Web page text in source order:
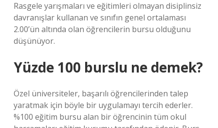
Rasgele yarışmaları ve eğitimleri olmayan disiplinsiz
davranışlar kullanan ve sınıfın genel ortalaması
2.00’ün altında olan öğrencilerin bursu olduğunu
düşünüyor.
Yüzde 100 burslu ne demek?
Özel üniversiteler, başarılı öğrencilerinden talep
yaratmak için böyle bir uygulamayı tercih ederler.
%100 eğitim bursu alan bir öğrencinin tüm okul